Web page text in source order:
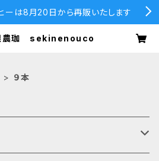
ーは8月20日から再販いたします
農珈 sekinenouco
９本